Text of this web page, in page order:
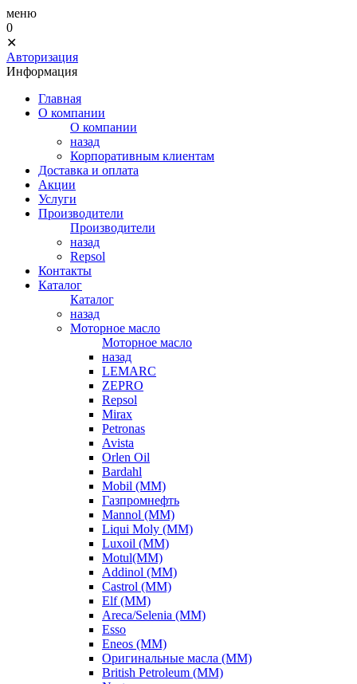
меню
0
✕
Авторизация
Информация
Главная
О компании
О компании
назад
Корпоративным клиентам
Доставка и оплата
Акции
Услуги
Производители
Производители
назад
Repsol
Контакты
Каталог
Каталог
назад
Моторное масло
Моторное масло
назад
LEMARC
ZEPRO
Repsol
Mirax
Petronas
Avista
Orlen Oil
Bardahl
Mobil (ММ)
Газпромнефть
Mannol (ММ)
Liqui Moly (ММ)
Luxoil (ММ)
Motul(ММ)
Addinol (ММ)
Castrol (ММ)
Elf (ММ)
Areca/Selenia (ММ)
Esso
Eneos (ММ)
Оригинальные масла (ММ)
British Petroleum (ММ)